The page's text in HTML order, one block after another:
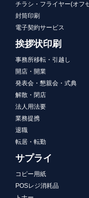
チラシ・フライヤー(オフ
封筒印刷
電子契約サービス
挨拶状印刷
事務所移転・引越し
開店・開業
発表会・懇親会・式典
解散・閉店
法人用法要
業務提携
退職
転居・転勤
サプライ
コピー用紙
POSレジ消耗品